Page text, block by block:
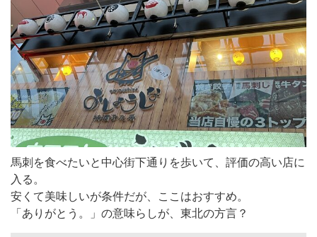
馬刺を食べたいと中心街下通りを歩いて、評価の高い店に
入る。
安くて美味しいが条件だが、ここはおすすめ。
「ありがとう。」の意味らしが、東北の方言？